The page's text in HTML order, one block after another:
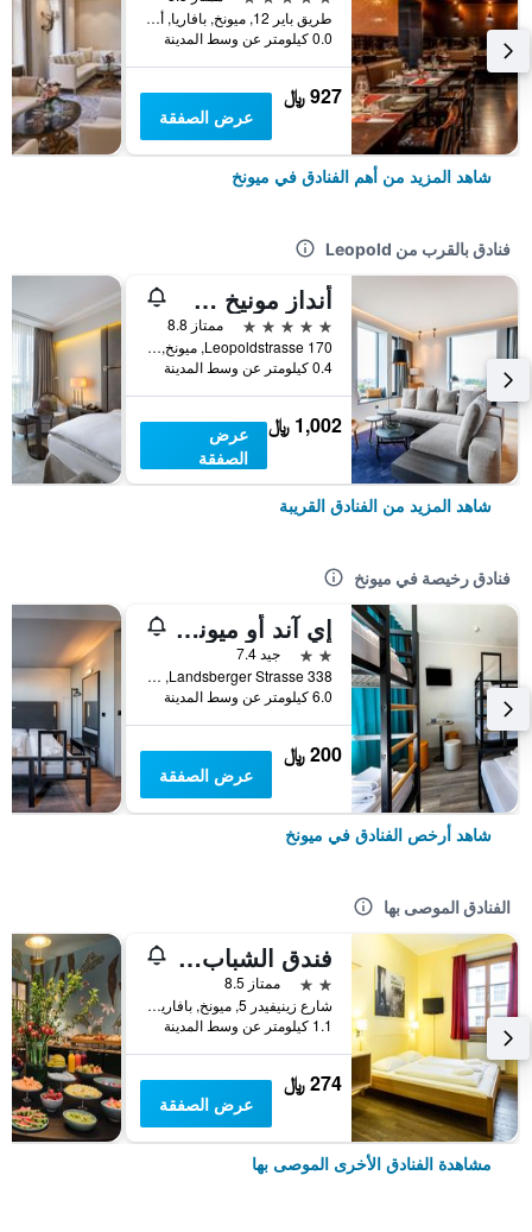
طريق باير 12, ميونخ, بافاريا, ألمانيا
0.0 كيلومتر عن وسط المدينة
927 ﷼
عرض الصفقة
شاهد المزيد من أهم الفنادق في ميونخ
فنادق بالقرب من Leopold
أنداز مونيخ شفابينجر تور، باي حيات
5 نجوم
ممتاز 8.8
Leopoldstrasse 170, ميونخ, بافاريا, ألمانيا
0.4 كيلومتر عن وسط المدينة
1,002 ﷼
عرض
الصفقة
شاهد المزيد من الفنادق القريبة
فنادق رخيصة في ميونخ
إي آند أو ميونيخ لايم
2 نجمتين
جيد 7.4
Landsberger Strasse 338, ميونخ, بافاريا, ألمانيا
6.0 كيلومتر عن وسط المدينة
200 ﷼
عرض الصفقة
شاهد أرخص الفنادق في ميونخ
الفنادق الموصى بها
فندق الشباب يورو ميونيخ
2 نجمتين
ممتاز 8.5
شارع زينيفيدر 5, ميونخ, بافاريا, ألمانيا
1.1 كيلومتر عن وسط المدينة
274 ﷼
عرض الصفقة
مشاهدة الفنادق الأخرى الموصى بها